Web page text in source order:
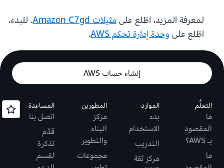
لمعرفة المزيد، اطّلع علىمثيلات Amazon C7gd
. للبدء،
اطّلع علىوحدة إدارة تحكم AWS .
إنشاء حساب AWS
التعلُّم
ما
المقصود
بـ AWS؟
ما
الموارد
بدء
الاستخدام
التدريب
مركز ثقة
المطورين
مركز
البناء
والتطوير
مجموعات
المساعدة
اتصل بنا
قدّم
تذكرة
لقسم